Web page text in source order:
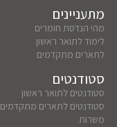
מתעניינים
מהי הנדסת חומרים
לימוד לתואר ראשון
לתארים מתקדמים
סטודנטים
סטודנטים לתואר ראשון
סטודנטים לתארים מתקדמים
משרות